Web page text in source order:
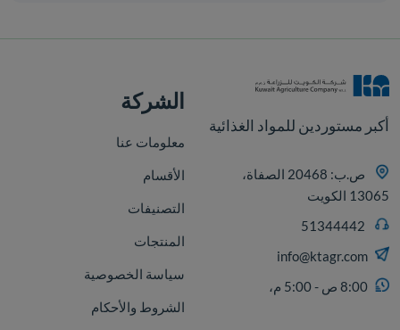
أكبر مستوردين للمواد الغذائية
ص.ب: 20468 الصفاة،
13065 الكويت
info@ktagr.com
8:00 ص - 5:00 م،
الشركة
معلومات عنا
الأقسام
التصنيفات
المنتجات
سياسة الخصوصية
الشروط والأحكام